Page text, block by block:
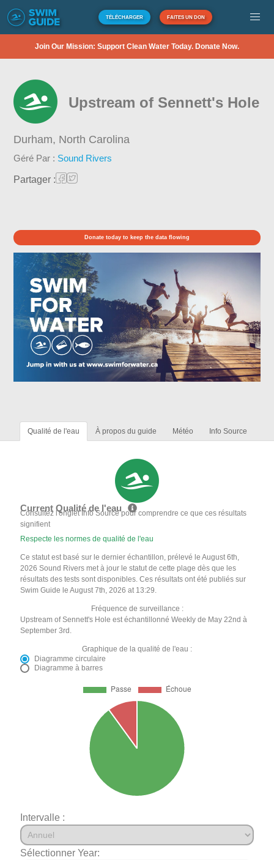
TÉLÉCHARGER FAITES UN DON
Join Our Mission: Support Clean Water Today. Donate Now.
Upstream of Sennett's Hole
Durham, North Carolina
Géré Par : Sound Rivers
Partager :
Donate today to keep the data flowing
Qualité de l'eau À propos du guide Météo Info Source
Current Qualité de l'eau
Consultez l'onglet Info Source pour comprendre ce que ces résultats
signifient
Respecte les normes de qualité de l'eau
Ce statut est basé sur le dernier échantillon, prélevé le August 6th,
2026 Sound Rivers met à jour le statut de cette plage dès que les
résultats des tests sont disponibles. Ces résultats ont été publiés sur
Swim Guide le August 7th, 2026 at 13:29.
Fréquence de surveillance :
Upstream of Sennett's Hole est échantillonné Weekly de May 22nd à
September 3rd.
Graphique de la qualité de l'eau :
Diagramme circulaire
Diagramme à barres
Intervalle :
Sélectionner Year: